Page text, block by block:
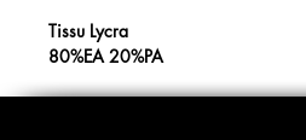
Tissu Lycra
80%EA 20%PA